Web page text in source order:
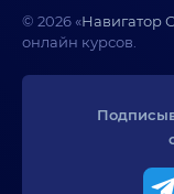
© 2026 «Навигатор
онлайн курсов.